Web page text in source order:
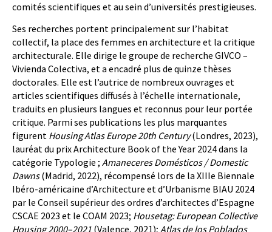
comités scientifiques et au sein d’universités prestigieuses.
Ses recherches portent principalement sur l’habitat
collectif, la place des femmes en architecture et la critique
architecturale. Elle dirige le groupe de recherche GIVCO –
Vivienda Colectiva, et a encadré plus de quinze thèses
doctorales. Elle est l’autrice de nombreux ouvrages et
articles scientifiques diffusés à l’échelle internationale,
traduits en plusieurs langues et reconnus pour leur portée
critique. Parmi ses publications les plus marquantes
figurent Housing Atlas Europe 20th Century(Londres, 2023),
lauréat du prix Architecture Book of the Year 2024 dans la
catégorie Typologie ; Amaneceres Domésticos / Domestic
Dawns(Madrid, 2022), récompensé lors de la XIIIe Biennale
Ibéro-américaine d’Architecture et d’Urbanisme BIAU 2024
par le Conseil supérieur des ordres d’architectes d’Espagne
CSCAE 2023 et le COAM 2023; Housetag: European Collective
Housing 2000–2021 (Valence, 2021); Atlas de los Poblados